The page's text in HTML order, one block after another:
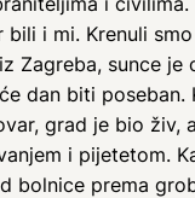
bili i mi. Krenuli
Zagreba, sunce je
dan biti poseban.
grad je bio živ,
i pijetetom.
bolnice prema